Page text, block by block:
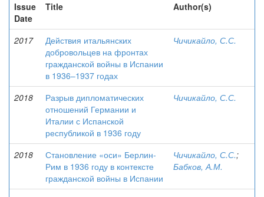
Issue
Date
Title Author(s)
2017
Действия итальянских
добровольцев на фронтах
гражданской войны в Испании
в 1936–1937 годах
Чичикайло, С.С.
2018
Разрыв дипломатических
отношений Германии и
Италии с Испанской
республикой в 1936 году
Чичикайло, С.С.
2018
Становление «оси» Берлин-
Рим в 1936 году в контексте
гражданской войны в Испании
Чичикайло, С.С.;
Бабков, А.М.